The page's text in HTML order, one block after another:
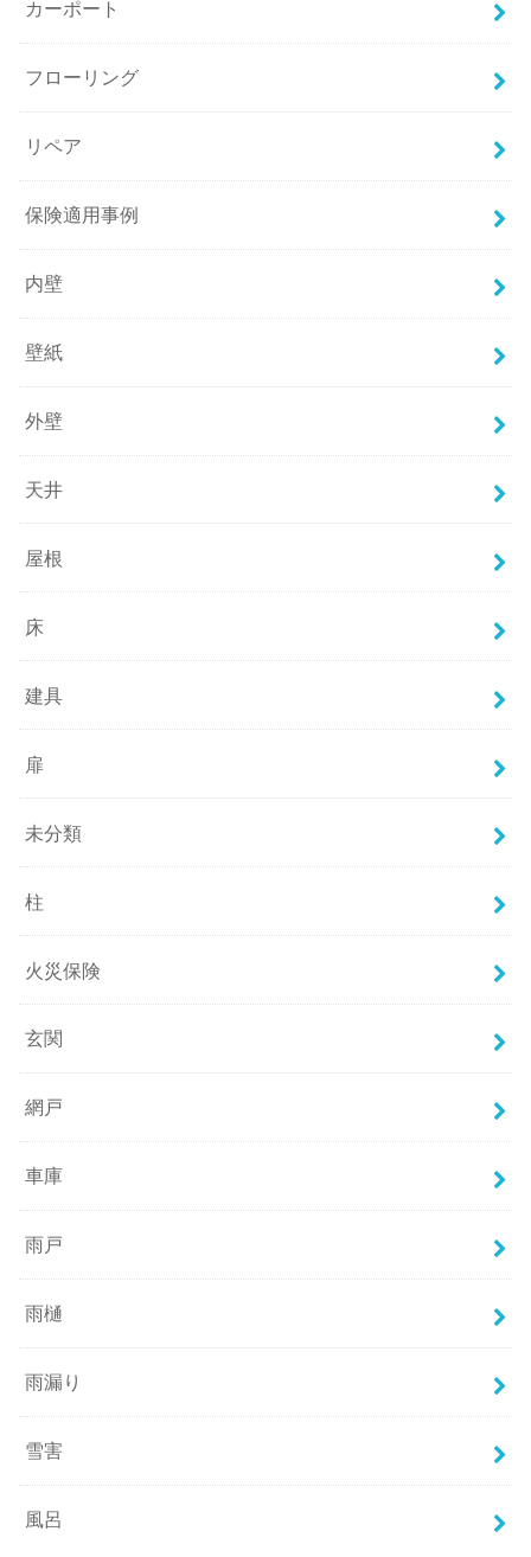
カーポート
フローリング
リペア
保険適用事例
内壁
壁紙
外壁
天井
屋根
床
建具
扉
未分類
柱
火災保険
玄関
網戸
車庫
雨戸
雨樋
雨漏り
雪害
風呂